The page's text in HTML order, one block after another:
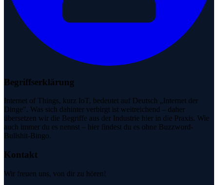
Begriffserklärung
Internet of Things, kurz IoT, bedeutet auf Deutsch „Internet der
Dinge". Was sich dahinter verbirgt ist weitreichend – daher
übersetzen wir die Begriffe aus der Industrie hier in die Praxis. Wie
auch immer du es nennst – hier findest du es ohne Buzzword-
Bullshit-Bingo.
Kontakt
Wir freuen uns, von dir zu hören!